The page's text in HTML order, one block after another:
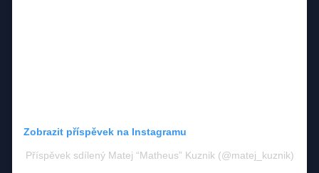
Zobrazit příspěvek na Instagramu
Příspěvek sdílený Matej “Matheus” Kuznik (@matej_kuznik)